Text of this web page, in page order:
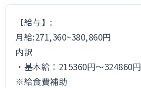
【給与】:
月給:271,360~380,860円
内訳
・基本給：215360円～324860円
※給食費補助